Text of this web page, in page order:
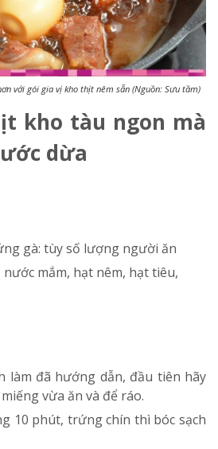
với gói gia vị kho thịt nêm sẵn (Nguồn: Sưu tầm)
kho tàu ngon mà
dừa
gà: tùy số lượng người ăn
nước mắm, hạt nêm, hạt tiêu,
làm đã hướng dẫn, đầu tiên hãy
vừa ăn và để ráo.
10 phút, trứng chín thì bóc sạch